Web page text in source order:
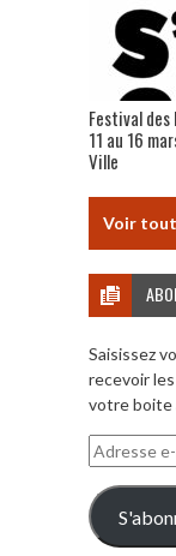
Festival
11 au 16
Ville
Voir
Saisissez
recevoir
votre boite
Adresse
e-
mail